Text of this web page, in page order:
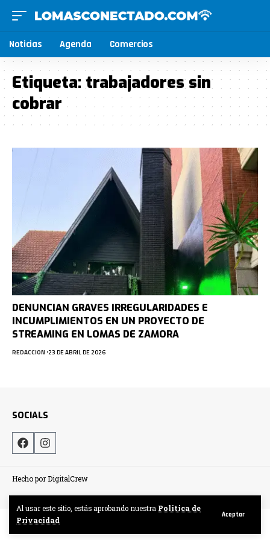
Al usar este sitio, estás aprobando nuestra Politica de
Privacidad
Aceptar
Noticias Agenda Comercios
Etiqueta:trabajadores sin
cobrar
DENUNCIAN GRAVES IRREGULARIDADES E
INCUMPLIMIENTOS EN UN PROYECTO DE
STREAMING EN LOMAS DE ZAMORA
REDACCION 23 DE ABRIL DE 2026
SOCIALS
Hecho por DigitalCrew